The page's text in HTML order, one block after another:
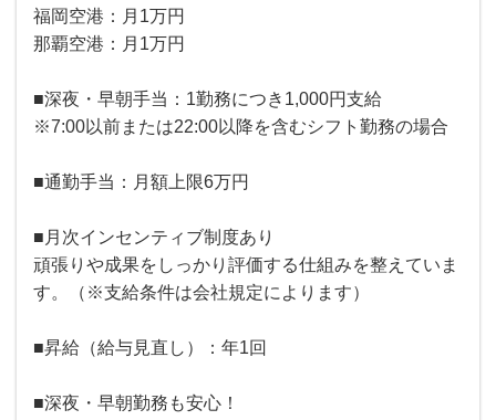
福岡空港：月1万円
那覇空港：月1万円
■深夜・早朝手当：1勤務につき1,000円支給
※7:00以前または22:00以降を含むシフト勤務の場合
■通勤手当：月額上限6万円
■月次インセンティブ制度あり
頑張りや成果をしっかり評価する仕組みを整えていま
す。（※支給条件は会社規定によります）
■昇給（給与見直し）：年1回
■深夜・早朝勤務も安心！